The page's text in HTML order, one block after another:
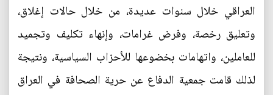
العراقي خلال سنوات عديدة، من خلال حالات إغلاق،
وتعليق رخصة، وفرض غرامات، وإنهاء تكليف وتجميد
للعاملين، واتهامات بخضوعها للأحزاب السياسية، ونتيجة
لذلك قامت جمعية الدفاع عن حرية الصحافة في العراق